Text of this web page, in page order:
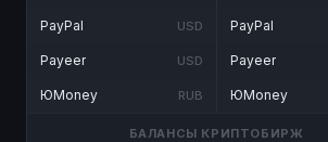
PayPal USD
Payeer USD
ЮMoney RUB
PayPal
Payeer
ЮMoney
БАЛАНСЫ КРИПТОБИРЖ